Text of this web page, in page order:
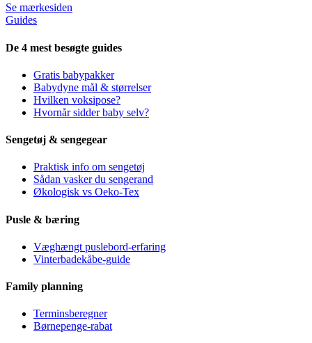
Se mærkesiden
Guides
De 4 mest besøgte guides
Gratis babypakker
Babydyne mål & størrelser
Hvilken voksipose?
Hvornår sidder baby selv?
Sengetøj & sengegear
Praktisk info om sengetøj
Sådan vasker du sengerand
Økologisk vs Oeko-Tex
Pusle & bæring
Væghængt puslebord-erfaring
Vinterbadekåbe-guide
Family planning
Terminsberegner
Børnepenge-rabat